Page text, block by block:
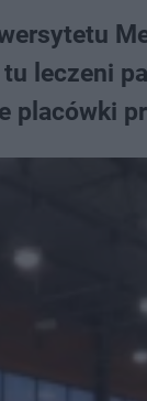
leczeni
placówki